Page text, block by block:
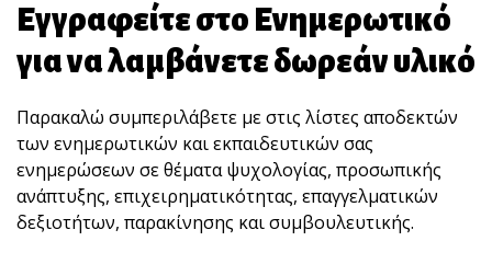
Μάθε να Ζεις – Όχι Μόνο να Αντέχεις!
φορά πο[...]
Εγγραφείτε στο Ενημερωτικό
για να λαμβάνετε δωρεάν υλικό
Παρακαλώ συμπεριλάβετε με στις λίστες αποδεκτών
των ενημερωτικών και εκπαιδευτικών σας
ενημερώσεων σε θέματα ψυχολογίας, προσωπικής
ανάπτυξης, επιχειρηματικότητας, επαγγελματικών
δεξιοτήτων, παρακίνησης και συμβουλευτικής.